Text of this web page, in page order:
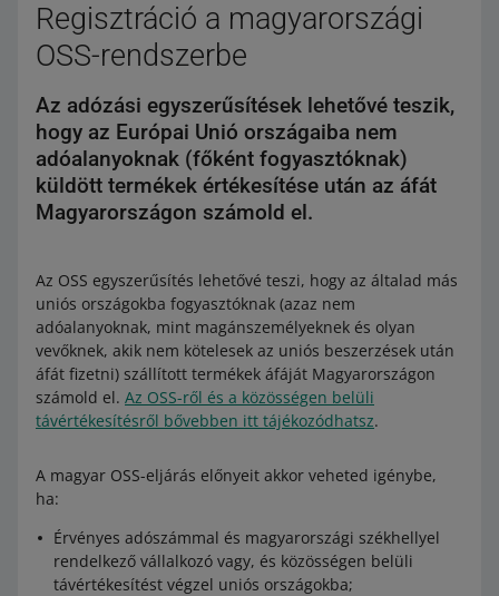
Regisztráció a magyarországi
OSS-rendszerbe
Az adózási egyszerűsítések lehetővé teszik,
hogy az Európai Unió országaiba nem
adóalanyoknak (főként fogyasztóknak)
küldött termékek értékesítése után az áfát
Magyarországon számold el.
Az OSS egyszerűsítés lehetővé teszi, hogy az általad más
uniós országokba fogyasztóknak (azaz nem
adóalanyoknak, mint magánszemélyeknek és olyan
vevőknek, akik nem kötelesek az uniós beszerzések után
áfát fizetni) szállított termékek áfáját Magyarországon
számold el. Az OSS-ről és a közösségen belüli
távértékesítésről bővebben itt tájékozódhatsz.
A magyar OSS-eljárás előnyeit akkor veheted igénybe,
ha:
Érvényes adószámmal és magyarországi székhellyel
rendelkező vállalkozó vagy, és közösségen belüli
távértékesítést végzel uniós országokba;